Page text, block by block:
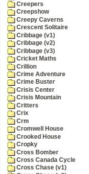
Creepers
Creepshow
Creepy Caverns
Crescent Solitaire
Cribbage (v1)
Cribbage (v2)
Cribbage (v3)
Cricket Maths
Crillion
Crime Adventure
Crime Buster
Crisis Center
Crisis Mountain
Critters
Crix
Crm
Cromwell House
Crooked House
Cropky
Cross Bomber
Cross Canada Cycle
Cross Chase (v1)